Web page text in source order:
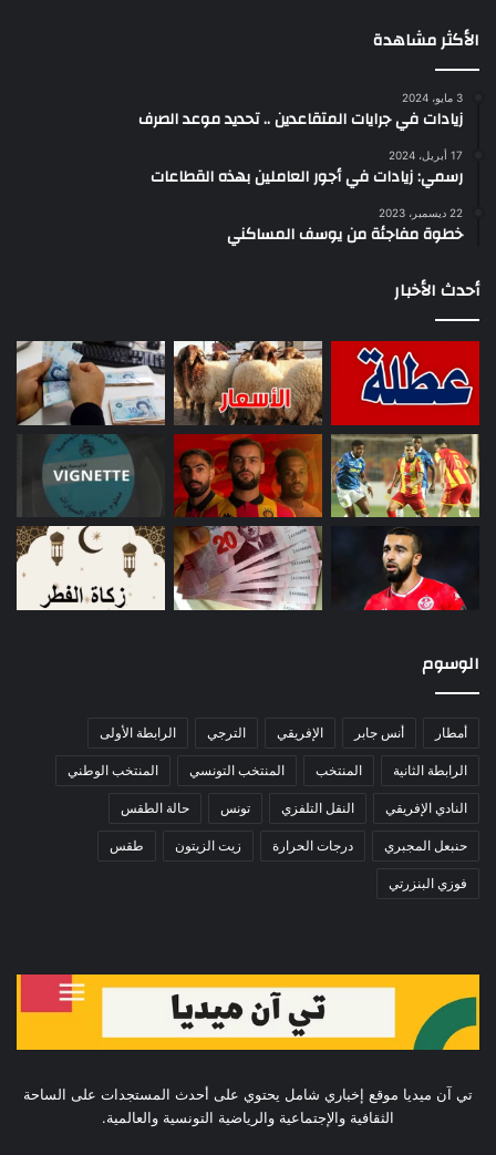
الأكثر مشاهدة
3 مايو، 2024
زيادات في جرايات المتقاعدين .. تحديد موعد الصرف
17 أبريل، 2024
رسمي: زيادات في أجور العاملين بهذه القطاعات
22 ديسمبر، 2023
خطوة مفاجئة من يوسف المساكني
أحدث الأخبار
الوسوم
أمطار أنس جابر الإفريقي الترجي الرابطة الأولى
الرابطة الثانية المنتخب المنتخب التونسي المنتخب الوطني
النادي الإفريقي النقل التلفزي تونس حالة الطقس
حنبعل المجبري درجات الحرارة زيت الزيتون طقس
فوزي البنزرتي
تي آن ميديا موقع إخباري شامل يحتوي على أحدث المستجدات على الساحة
الثقافية والإجتماعية والرياضية التونسية والعالمية.